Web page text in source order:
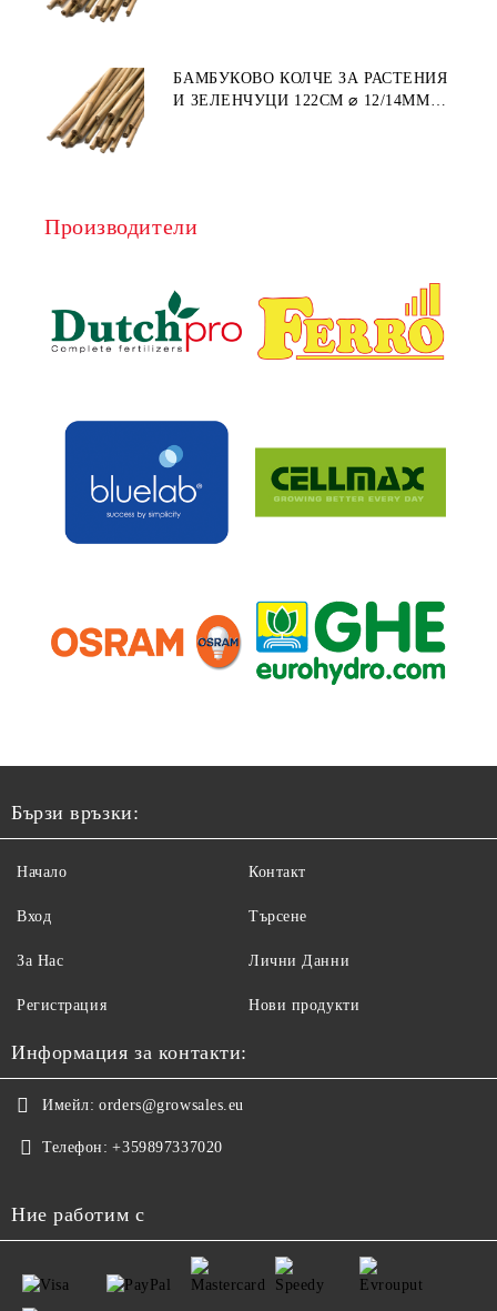
БАМБУКОВО КОЛЧЕ ЗА РАСТЕНИЯ
И ЗЕЛЕНЧУЦИ 122СМ ⌀ 12/14ММ
Производители
Бързи връзки:
Начало
Вход
За Нас
Регистрация
Контакт
Търсене
Лични Данни
Нови продукти
Информация за контакти:
Имейл: orders@growsales.eu
Телефон: +359897337020
Ние работим с